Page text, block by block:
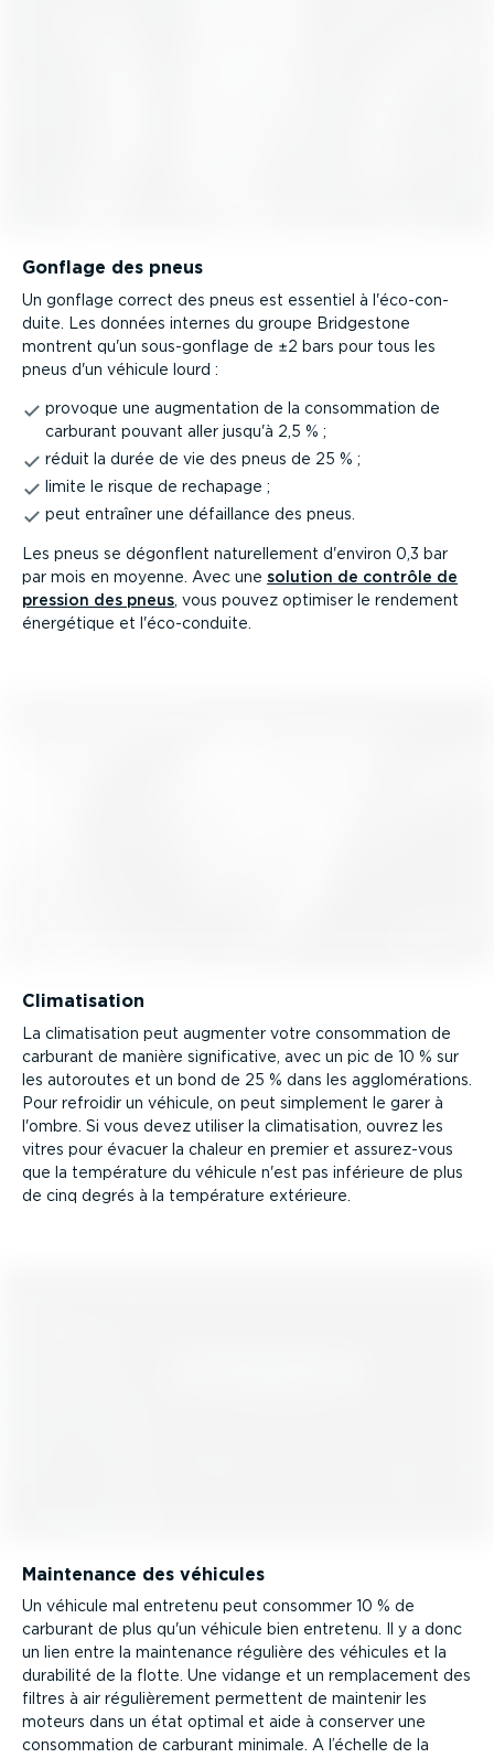
Gonflage des pneus
Un gonflage correct des pneus est essentiel à l'éco-con­
duite. Les données internes du groupe Bridgestone
montrent qu'un sous-­gon­flage de ±2 bars pour tous les
pneus d'un véhicule lourd :
provoque une augmen­tation de la consom­mation de
carburant pouvant aller jusqu'à 2,5 % ;
réduit la durée de vie des pneus de 25 % ;
limite le risque de rechapage ;
peut entraîner une défaillance des pneus.
Les pneus se dégonflent naturel­lement d'environ 0,3 bar
par mois en moyenne. Avec une solution de contrôle de
pression des pneus , vous pouvez optimiser le rendement
énergétique et l'éco-con­duite.
Clima­ti­sation
La clima­ti­sation peut augmenter votre consom­mation de
carburant de manière signi­fi­cative, avec un pic de 10 % sur
les autoroutes et un bond de 25 % dans les agglo­mé­ra­tions.
Pour refroidir un véhicule, on peut simplement le garer à
l'ombre. Si vous devez utiliser la clima­ti­sation, ouvrez les
vitres pour évacuer la chaleur en premier et assurez-vous
que la température du véhicule n'est pas inférieure de plus
de cinq degrés à la température extérieure.
Maintenance des véhicules
Un véhicule mal entretenu peut consommer 10 % de
carburant de plus qu'un véhicule bien entretenu. Il y a donc
un lien entre la maintenance régulière des véhicules et la
durabilité de la flotte. Une vidange et un rempla­cement des
filtres à air réguliè­rement permettent de maintenir les
moteurs dans un état optimal et aide à conserver une
consom­mation de carburant minimale. A l’échelle de la